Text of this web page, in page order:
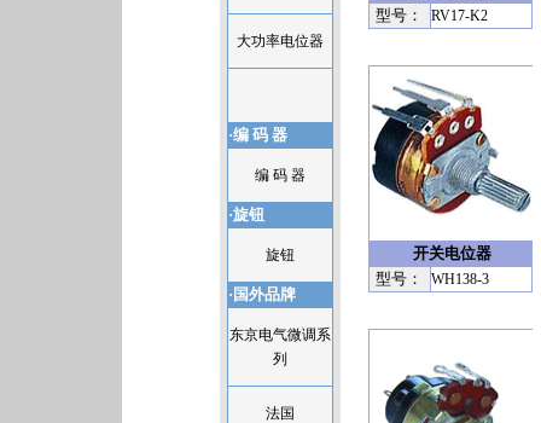
大功率电位器
·编 码 器
编 码 器
·旋钮
旋钮
·国外品牌
东京电气微调系
列
法国
型号：
RV17-K2
开关电位器
型号：
WH138-3